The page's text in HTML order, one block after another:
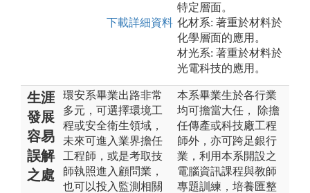
下載詳細資料
特定層面。
化材系: 著重於材料於
化學層面的應用。
材光系: 著重於材料於
光電科技的應用。
生涯
發展
容易
誤解
之處
環安系畢業出路非常
多元，可選擇環境工
程或安全衛生領域，
未來可進入業界擔任
工程師，或是考取技
師執照進入顧問業，
也可以投入監測相關
本系畢業生於各行業
均可擔當大任， 除擔
任傳產或科技廠工程
師外，亦可跨足銀行
業，利用本系開設之
電腦資訊課程與教師
專題訓練，培養匯整